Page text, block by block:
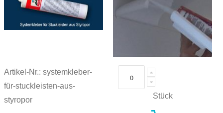
Artikel-Nr.: systemkleber-
für-stuckleisten-aus-
styropor
Stück